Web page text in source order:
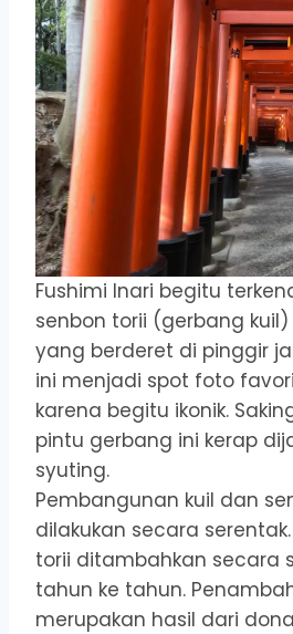
Fushimi Inari begitu
senbon torii (gerbang
yang berderet di pinggir
ini menjadi spot foto
karena begitu ikonik.
pintu gerbang ini kerap
syuting.
Pembangunan kuil dan
dilakukan secara
torii ditambahkan secara
tahun ke tahun.
merupakan hasil dari